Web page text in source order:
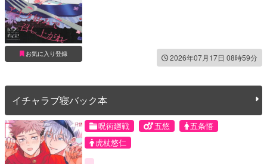
お気に入り登録 2026年07月17日 08時59分
イチャラブ寝バック本
呪術廻戦 五悠
五条悟
虎杖悠仁